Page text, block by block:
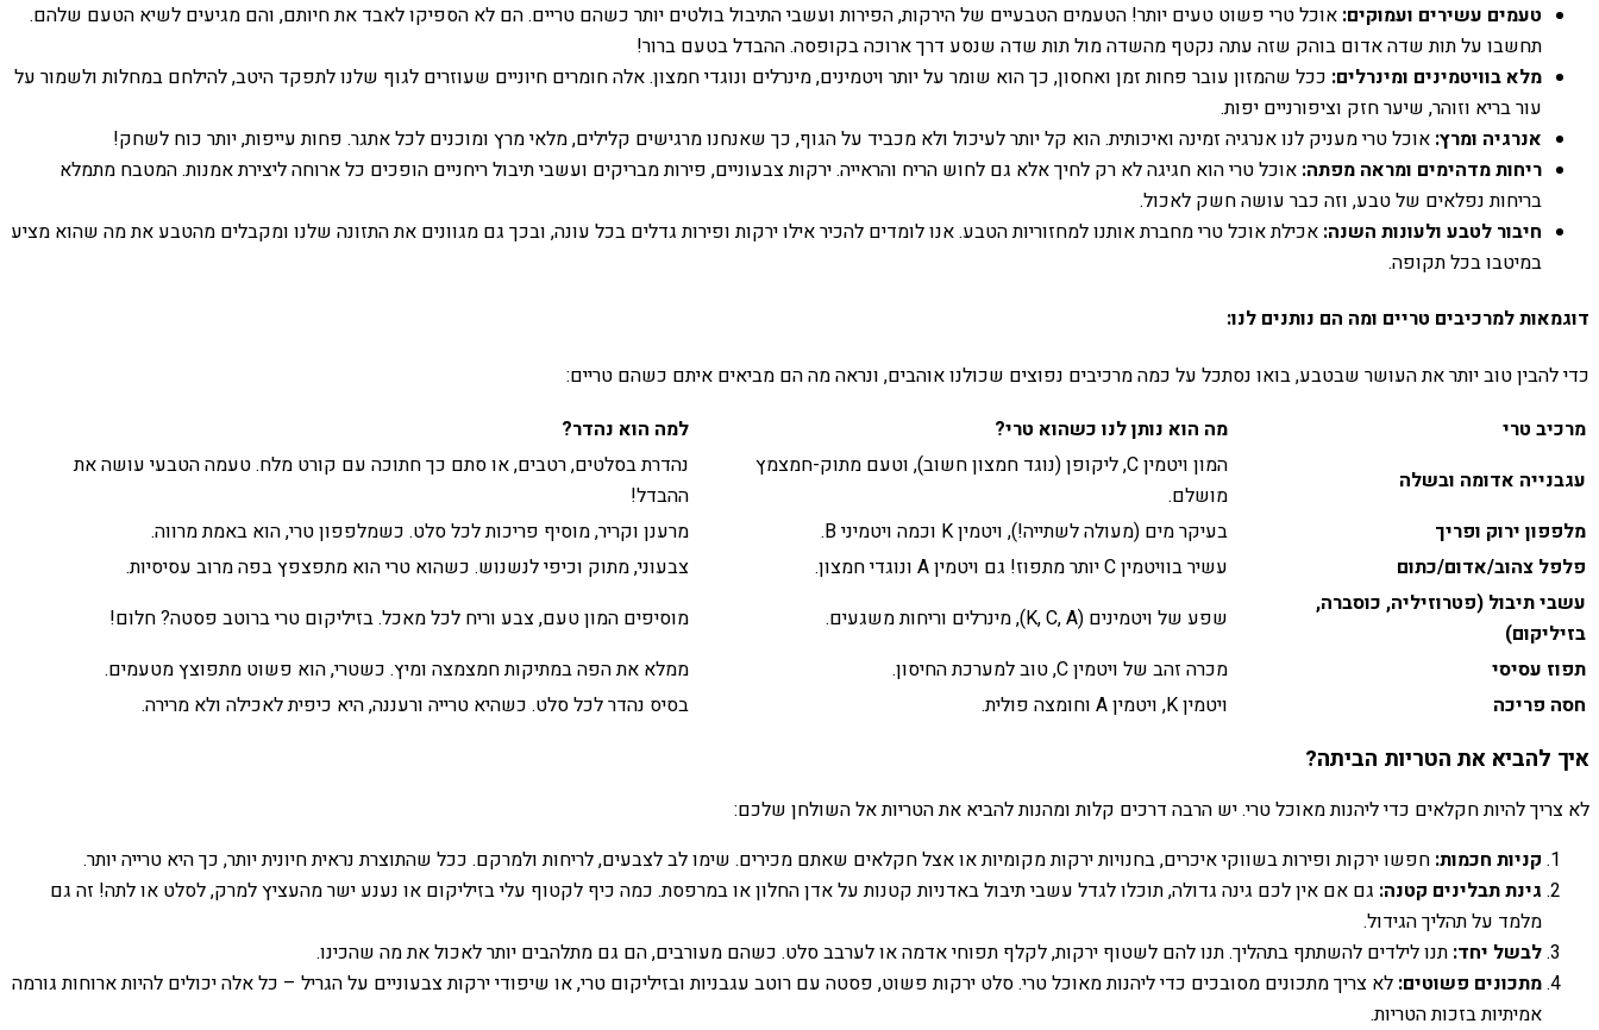
טעמים עשירים ועמוקים: אוכל טרי פשוט טעים יותר! הטעמים הטבעיים של הירקות, הפירות ועשבי התיבול בולטים יותר כשהם טריים. הם לא הספיקו לאבד את חיותם, והם מגיעים לשיא הטעם שלהם.
תחשבו על תות שדה אדום בוהק שזה עתה נקטף מהשדה מול תות שדה שנסע דרך ארוכה בקופסה. ההבדל בטעם ברור!
מלא בוויטמינים ומינרלים: ככל שהמזון עובר פחות זמן ואחסון, כך הוא שומר על יותר ויטמינים, מינרלים ונוגדי חמצון. אלה חומרים חיוניים שעוזרים לגוף שלנו לתפקד היטב, להילחם במחלות ולשמור על
עור בריא וזוהר, שיער חזק וציפורניים יפות.
אנרגיה ומרץ: אוכל טרי מעניק לנו אנרגיה זמינה ואיכותית. הוא קל יותר לעיכול ולא מכביד על הגוף, כך שאנחנו מרגישים קלילים, מלאי מרץ ומוכנים לכל אתגר. פחות עייפות, יותר כוח לשחק!
ריחות מדהימים ומראה מפתה: אוכל טרי הוא חגיגה לא רק לחיך אלא גם לחוש הריח והראייה. ירקות צבעוניים, פירות מבריקים ועשבי תיבול ריחניים הופכים כל ארוחה ליצירת אמנות. המטבח מתמלא
בריחות נפלאים של טבע, וזה כבר עושה חשק לאכול.
חיבור לטבע ולעונות השנה: אכילת אוכל טרי מחברת אותנו למחזוריות הטבע. אנו לומדים להכיר אילו ירקות ופירות גדלים בכל עונה, ובכך גם מגוונים את התזונה שלנו ומקבלים מהטבע את מה שהוא מציע
במיטבו בכל תקופה.
דוגמאות למרכיבים טריים ומה הם נותנים לנו:
כדי להבין טוב יותר את העושר שבטבע, בואו נסתכל על כמה מרכיבים נפוצים שכולנו אוהבים, ונראה מה הם מביאים איתם כשהם טריים:
מרכיב טרי
מה הוא נותן לנו כשהוא טרי?
למה הוא נהדר?
עגבנייה אדומה ובשלה
המון ויטמין C, ליקופן (נוגד חמצון חשוב), וטעם מתוק-חמצמץ
מושלם.
נהדרת בסלטים, רטבים, או סתם כך חתוכה עם קורט מלח. טעמה הטבעי עושה את
ההבדל!
מלפפון ירוק ופריך
בעיקר מים (מעולה לשתייה!), ויטמין K וכמה ויטמיני B.
מרענן וקריר, מוסיף פריכות לכל סלט. כשמלפפון טרי, הוא באמת מרווה.
פלפל צהוב/אדום/כתום
עשיר בוויטמין C יותר מתפוז! גם ויטמין A ונוגדי חמצון.
צבעוני, מתוק וכיפי לנשנוש. כשהוא טרי הוא מתפצפץ בפה מרוב עסיסיות.
עשבי תיבול (פטרוזיליה, כוסברה,
בזיליקום)
שפע של ויטמינים (K, C, A), מינרלים וריחות משגעים.
מוסיפים המון טעם, צבע וריח לכל מאכל. בזיליקום טרי ברוטב פסטה? חלום!
תפוז עסיסי
מכרה זהב של ויטמין C, טוב למערכת החיסון.
ממלא את הפה במתיקות חמצמצה ומיץ. כשטרי, הוא פשוט מתפוצץ מטעמים.
חסה פריכה
ויטמין K, ויטמין A וחומצה פולית. בסיס נהדר לכל סלט. כשהיא טרייה ורעננה, היא כיפית לאכילה ולא מרירה.
איך להביא את הטריות הביתה?
לא צריך להיות חקלאים כדי ליהנות מאוכל טרי. יש הרבה דרכים קלות ומהנות להביא את הטריות אל השולחן שלכם:
קניות חכמות: חפשו ירקות ופירות בשווקי איכרים, בחנויות ירקות מקומיות או אצל חקלאים שאתם מכירים. שימו לב לצבעים, לריחות ולמרקם. ככל שהתוצרת נראית חיונית יותר, כך היא טרייה יותר.
גינת תבלינים קטנה: גם אם אין לכם גינה גדולה, תוכלו לגדל עשבי תיבול באדניות קטנות על אדן החלון או במרפסת. כמה כיף לקטוף עלי בזיליקום או נענע ישר מהעציץ למרק, לסלט או לתה! זה גם
מלמד על תהליך הגידול.
לבשל יחד: תנו לילדים להשתתף בתהליך. תנו להם לשטוף ירקות, לקלף תפוחי אדמה או לערבב סלט. כשהם מעורבים, הם גם מתלהבים יותר לאכול את מה שהכינו.
מתכונים פשוטים: לא צריך מתכונים מסובכים כדי ליהנות מאוכל טרי. סלט ירקות פשוט, פסטה עם רוטב עגבניות ובזיליקום טרי, או שיפודי ירקות צבעוניים על הגריל – כל אלה יכולים להיות ארוחות גורמה
אמיתיות בזכות הטריות.